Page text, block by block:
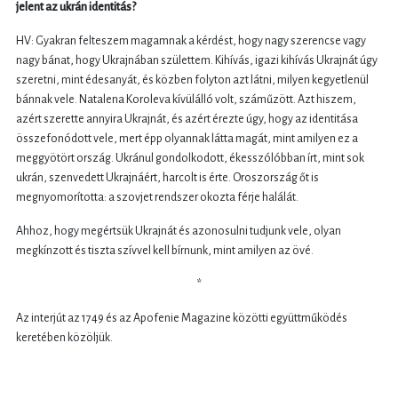
jelent az ukrán identitás?
HV: Gyakran felteszem magamnak a kérdést, hogy nagy szerencse vagy
nagy bánat, hogy Ukrajnában születtem. Kihívás, igazi kihívás Ukrajnát úgy
szeretni, mint édesanyát, és közben folyton azt látni, milyen kegyetlenül
bánnak vele. Natalena Koroleva kívülálló volt, száműzött. Azt hiszem,
azért szerette annyira Ukrajnát, és azért érezte úgy, hogy az identitása
összefonódott vele, mert épp olyannak látta magát, mint amilyen ez a
meggyötört ország. Ukránul gondolkodott, ékesszólóbban írt, mint sok
ukrán, szenvedett Ukrajnáért, harcolt is érte. Oroszország őt is
megnyomorította: a szovjet rendszer okozta férje halálát.
Ahhoz, hogy megértsük Ukrajnát és azonosulni tudjunk vele, olyan
megkínzott és tiszta szívvel kell bírnunk, mint amilyen az övé.
*
Az interjút az 1749 és az Apofenie Magazine közötti együttműködés
keretében közöljük.